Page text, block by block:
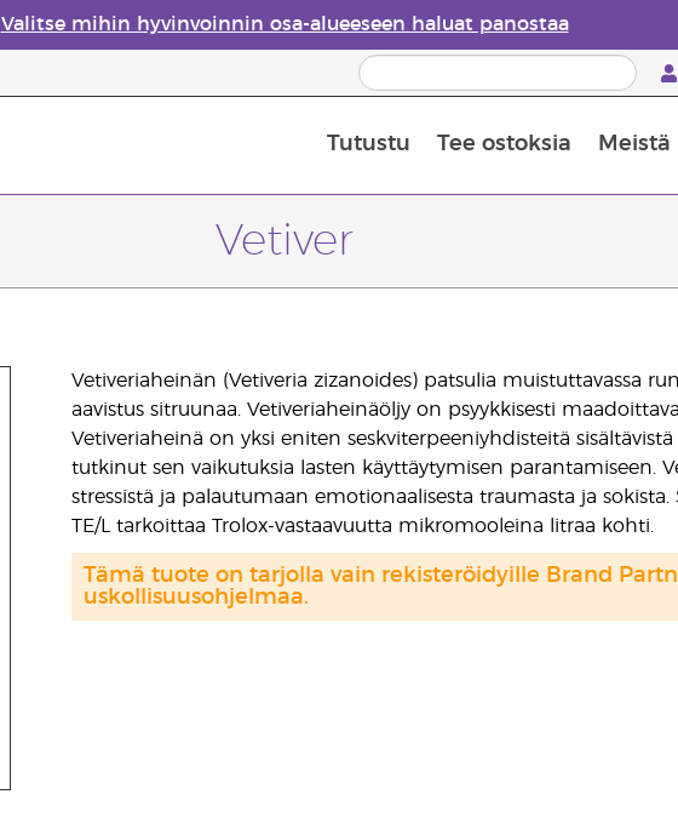
Valitse mihin hyvinvoinnin osa-alueeseen haluat panostaa
Tutustu Tee ostoksia Meistä
Vetiver
Vetiveriaheinän (Vetiveria zizanoides) patsulia muistuttavassa
aavistus sitruunaa. Vetiveriaheinäöljy on psyykkisesti
Vetiveriaheinä on yksi eniten seskviterpeeniyhdisteitä
tutkinut sen vaikutuksia lasten käyttäytymisen parantamiseen.
stressistä ja palautumaan emotionaalisesta traumasta ja sokista.
TE/L tarkoittaa Trolox-vastaavuutta mikromooleina litraa kohti.
Tämä tuote on tarjolla vain rekisteröidyille Brand
uskollisuusohjelmaa.